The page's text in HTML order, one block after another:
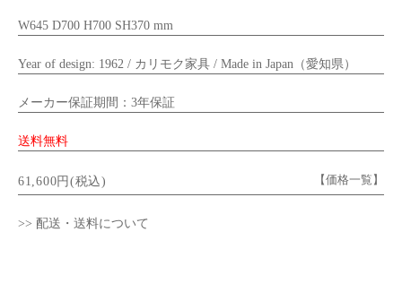
W645 D700 H700 SH370 mm
Year of design: 1962 / カリモク家具 / Made in Japan（愛知県）
メーカー保証期間：3年保証
送料無料
61,600円(税込) 【価格一覧】
>> 配送・送料について